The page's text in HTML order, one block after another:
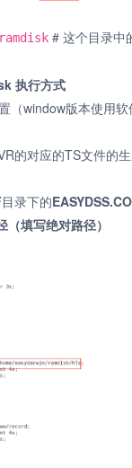
# 这个目录中
执行方式
（window版本使用
的对应的TS文件的
目录下的
填写绝对路径）